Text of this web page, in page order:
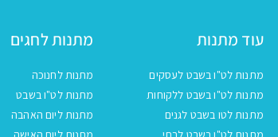
עוד מתנות
מתנות לט"ו בשבט לעסקים
מתנות לט"ו בשבט ללקוחות
מתנות לטו בשבט לגנים
מתנות לחגים
מתנות לחנוכה
מתנות לט"ו בשבט
מתנות ליום האהבה